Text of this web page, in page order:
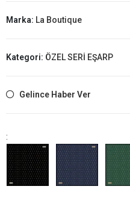
Marka: La Boutique
Kategori: ÖZEL SERİ EŞARP
Gelince Haber Ver
: